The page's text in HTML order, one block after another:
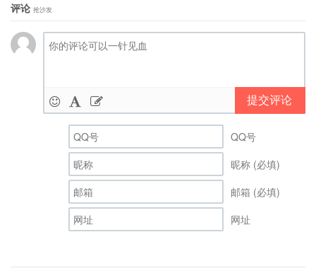
评论 抢沙发
提交评论
QQ号
昵称 (必填)
邮箱 (必填)
网址